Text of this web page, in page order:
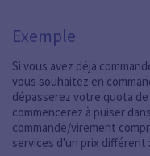
Exemple
Si vous avez déjà
vous souhaitez en
dépasserez votre quota
commencerez à puiser
commande/virement
services d'un prix différent :